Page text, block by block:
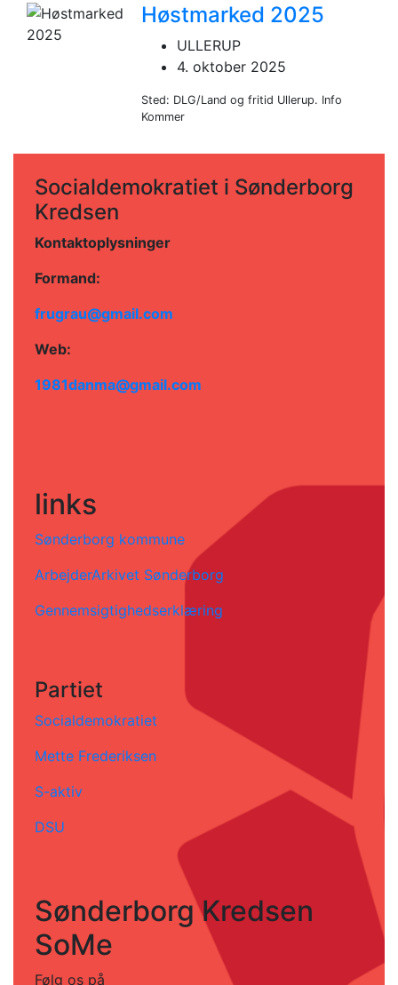
Høstmarked 2025
ULLERUP
4. oktober 2025
Sted: DLG/Land og fritid Ullerup. Info
Kommer
Socialdemokratiet i Sønderborg
Kredsen
Kontaktoplysninger
Formand:
frugrau@gmail.com
Web:
1981danma@gmail.com
links
Sønderborg kommune
ArbejderArkivet Sønderborg
Gennemsigtighedserklæring
Partiet
Socialdemokratiet
Mette Frederiksen
S-aktiv
DSU
Sønderborg Kredsen
SoMe
Følg os på